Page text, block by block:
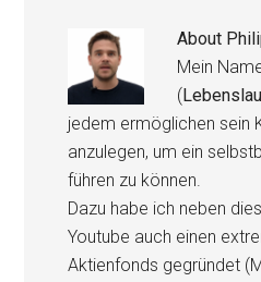
About
Mein
(
jedem ermöglichen sein
anzulegen, um ein
führen zu können.
Dazu habe ich neben
Youtube auch einen
Aktienfonds gegründet